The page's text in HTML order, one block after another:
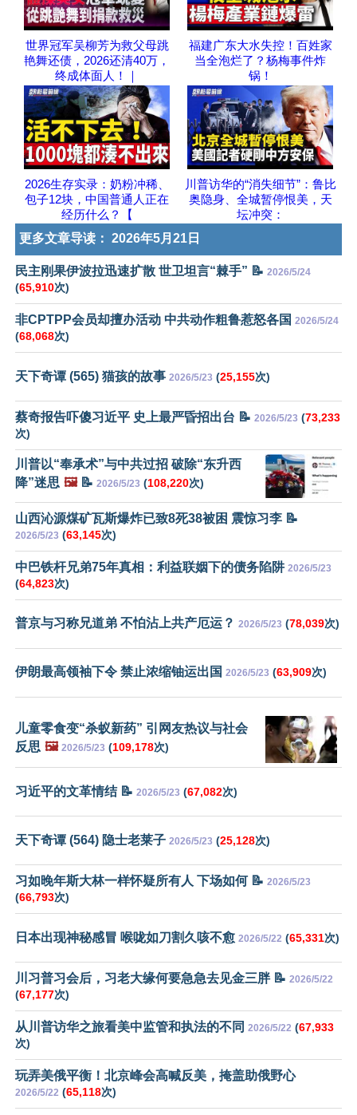
世界冠军吴柳芳为救父母跳
艳舞还债，2026还清40万，
终成体面人！｜
福建广东大水失控！百姓家
当全泡烂了？杨梅事件炸
锅！
2026生存实录：奶粉冲稀、
包子12块，中国普通人正在
经历什么？【
川普访华的“消失细节”：鲁比
奥隐身、全城暂停恨美，天
坛冲突：
更多文章导读： 2026年5月21日
民主刚果伊波拉迅速扩散 世卫坦言“棘手” 📝 2026/5/24
(65,910次)
非CPTPP会员却擅办活动 中共动作粗鲁惹怒各国 2026/5/24
(68,068次)
天下奇谭 (565) 猫孩的故事 2026/5/23 (25,155次)
蔡奇报告吓傻习近平 史上最严昏招出台 📝 2026/5/23 (73,233
次)
川普以“奉承术”与中共过招 破除“东升西
降”迷思 🖼️📝 2026/5/23 (108,220次)
山西沁源煤矿瓦斯爆炸已致8死38被困 震惊习李 📝
2026/5/23 (63,145次)
中巴铁杆兄弟75年真相：利益联姻下的债务陷阱 2026/5/23
(64,823次)
普京与习称兄道弟 不怕沾上共产厄运？ 2026/5/23 (78,039次)
伊朗最高领袖下令 禁止浓缩铀运出国 2026/5/23 (63,909次)
儿童零食变“杀蚁新药” 引网友热议与社会
反思 🖼️ 2026/5/23 (109,178次)
习近平的文革情结 📝 2026/5/23 (67,082次)
天下奇谭 (564) 隐士老莱子 2026/5/23 (25,128次)
习如晚年斯大林一样怀疑所有人 下场如何 📝 2026/5/23
(66,793次)
日本出现神秘感冒 喉咙如刀割久咳不愈 2026/5/22 (65,331次)
川习普习会后，习老大缘何要急急去见金三胖 📝 2026/5/22
(67,177次)
从川普访华之旅看美中监管和执法的不同 2026/5/22 (67,933
次)
玩弄美俄平衡！北京峰会高喊反美，掩盖助俄野心
2026/5/22 (65,118次)